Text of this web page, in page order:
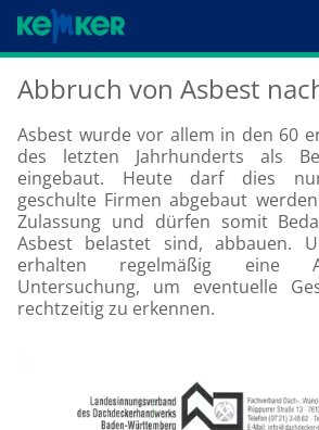
Abbruch von Asbest
Asbest wurde vor allem in den 60
des letzten Jahrhunderts als
eingebaut. Heute darf dies
geschulte Firmen abgebaut
Zulassung und dürfen somit
Asbest belastet sind, abbauen.
erhalten regelmäßig eine
Untersuchung, um eventuelle
rechtzeitig zu erkennen.